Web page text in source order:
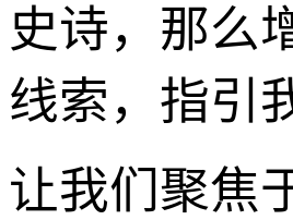
史诗，那么
线索，指引
让我们聚焦